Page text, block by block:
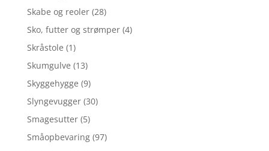
Skabe og reoler (28)
Sko, futter og strømper (4)
Skråstole (1)
Skumgulve (13)
Skyggehygge (9)
Slyngevugger (30)
Smagesutter (5)
Småopbevaring (97)